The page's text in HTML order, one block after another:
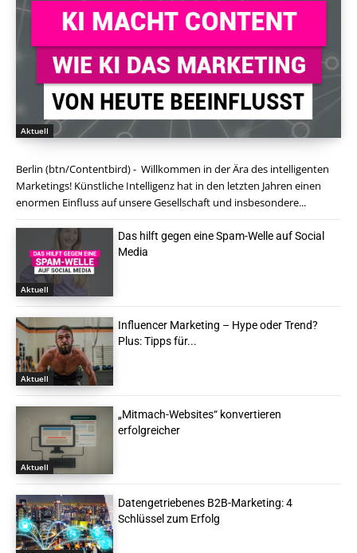
Aktuell
Berlin (btn/Contentbird) - Willkommen in der Ära des intelligenten
Marketings! Künstliche Intelligenz hat in den letzten Jahren einen
enormen Einfluss auf unsere Gesellschaft und insbesondere...
Aktuell
Das hilft gegen eine Spam-Welle auf Social
Media
Aktuell
Influencer Marketing – Hype oder Trend?
Plus: Tipps für...
Aktuell
„Mitmach-Websites“ konvertieren
erfolgreicher
Datengetriebenes B2B-Marketing: 4
Schlüssel zum Erfolg